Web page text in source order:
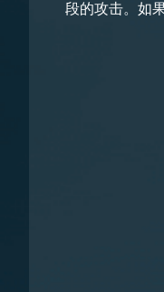
段的攻击。如